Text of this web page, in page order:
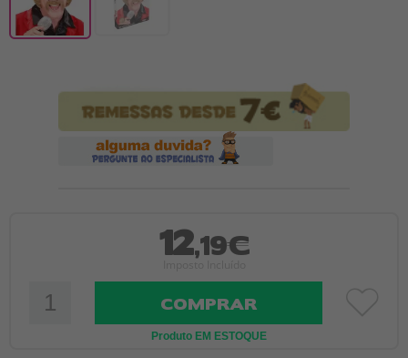
12,19€
COMPRAR
Produto EM ESTOQUE